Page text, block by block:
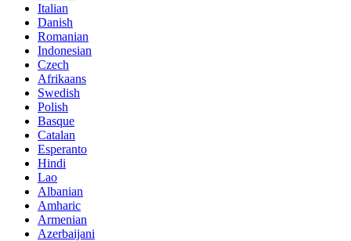
Italian
Danish
Romanian
Indonesian
Czech
Afrikaans
Swedish
Polish
Basque
Catalan
Esperanto
Hindi
Lao
Albanian
Amharic
Armenian
Azerbaijani